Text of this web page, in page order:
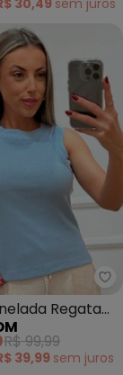
30,49semjuros
Canelado
Regata
R$ 99,99
39,99 semjuros